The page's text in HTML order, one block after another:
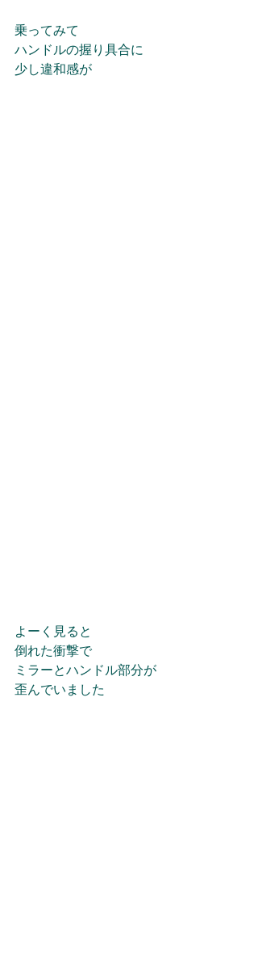
乗ってみて
ハンドルの握り具合に
少し違和感が
よーく見ると
倒れた衝撃で
ミラーとハンドル部分が
歪んでいました